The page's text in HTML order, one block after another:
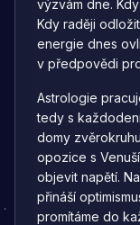
výzvám dne.
Kdy raději
energie dnes
v předpovědi
Astrologie
tedy s
domy
opozice s
objevit napětí.
přináší
promítáme do